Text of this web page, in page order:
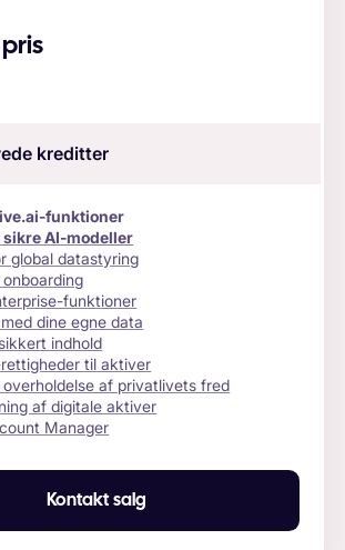
kreditter
funktioner
sikre AI-modeller
global datastyring
funktioner
dine egne data
indhold
til aktiver
af privatlivets fred
af digitale aktiver
Manager
Kontakt salg